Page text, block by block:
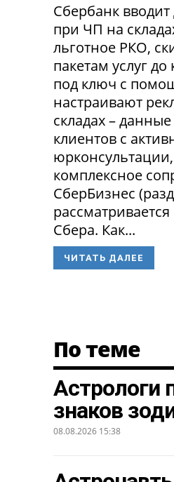
Сбербанк
при ЧП на
льготное РКО,
пакетам услуг
под ключ с
настраивают
складах –
клиентов с
комплексное
СберБизнес
Сбера. Как...
ЧИТАТЬ ДАЛЕЕ
По теме
Астрологи
знаков
08.08.2026 15:38